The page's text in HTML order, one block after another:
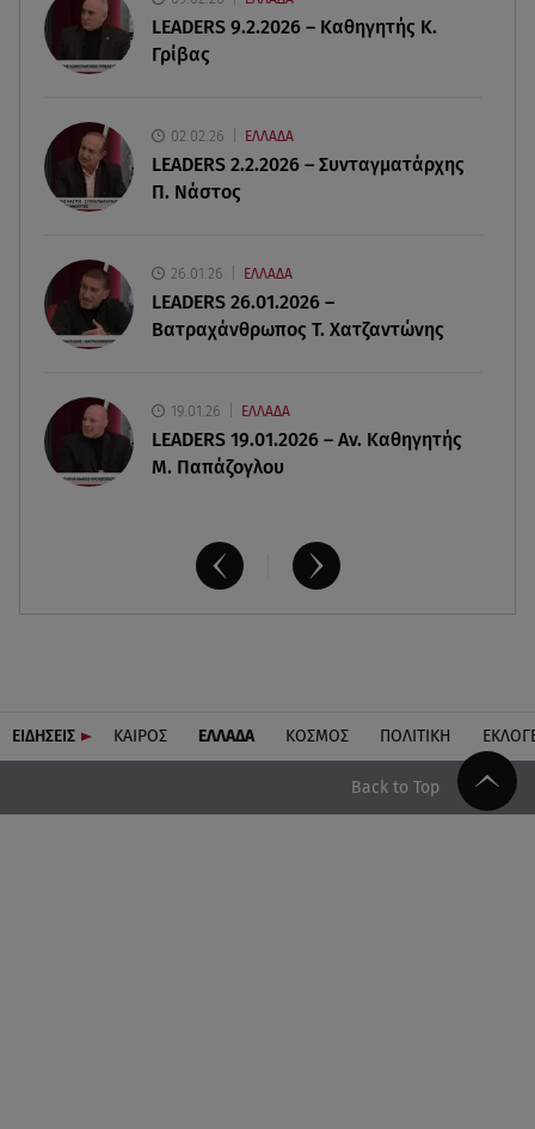
10.08.26 , 10:18
Πάρος: «Ήμουν πάντα πάνω από την πισίνα» - Τι
ισχυρίζεται ο ιδιοκτήτης
Γυμναστική για τόνωση πριν την παραλία! Full
body workout!
LEADERS 9.2.2026 – Καθηγητής Κ.
Γρίβας
02.02.26 ΕΛΛΑΔΑ
LEADERS 2.2.2026 – Συνταγματάρχης
Π. Νάστος
26.01.26 ΕΛΛΑΔΑ
LEADERS 26.01.2026 –
Βατραχάνθρωπος Τ. Χατζαντώνης
19.01.26 ΕΛΛΑΔΑ
LEADERS 19.01.2026 – Αν. Καθηγητής
Μ. Παπάζογλου
ΕΙΔΗΣΕΙΣ ΚΑΙΡΟΣ ΕΛΛΑΔΑ ΚΟΣΜΟΣ ΠΟΛΙΤΙΚΗ
Back to Top